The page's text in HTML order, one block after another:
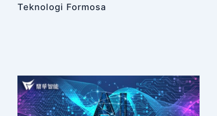
Teknologi Formosa